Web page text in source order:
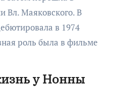
Вл. Маяковского. В
в 1974
роль была в фильме
у Нонны